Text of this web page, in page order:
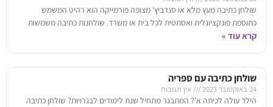
שולחן כתיבה מעץ מלא או סנדביץ' מצופה פורמייקה הוא רהיט המשמש
כתוספת פונקציונלית ואסתטית לכל בית או משרד. שולחנות כתיבה משמשות
במשך שנים ארוכות בתור
קרא עוד »
שולחן כתיבה עם ספריה
24 באוקטובר 2023 אין תגובות
הילד עולה לכיתה א'? המתבגר מתחיל שנת לימודים לבגרויות? שולחן כתיבה